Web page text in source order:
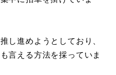
し進めようとしており、
言える方法を採っていま